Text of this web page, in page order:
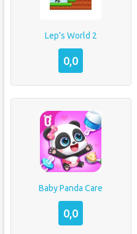
Lep’s World 2
0,0
Baby Panda Care
0,0